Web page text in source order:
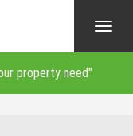
property need"